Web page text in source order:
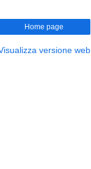
Home page
versione web